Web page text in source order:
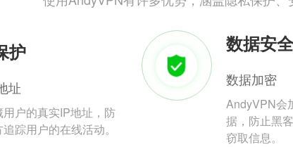
护
址
户的真实IP地址，防
踪用户的在线活动。
数据安全
数据加密
AndyVPN会
据，防止黑
窃取信息。